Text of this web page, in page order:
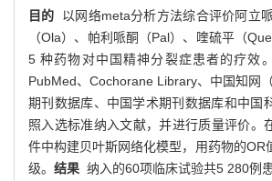
目的 以网络meta分析方法综合评价阿立
（Ola）、帕利哌酮（Pal）、喹硫平（
5 种药物对中国精神分裂症患者的疗效。
PubMed、Cochorane Library、中国知网
期刊数据库、中国学术期刊数据库和中国
照入选标准纳入文献，并进行质量评价。
件中构建贝叶斯网络化模型，用药物的OR
级。 结果 纳入的60项临床试验共5 280例